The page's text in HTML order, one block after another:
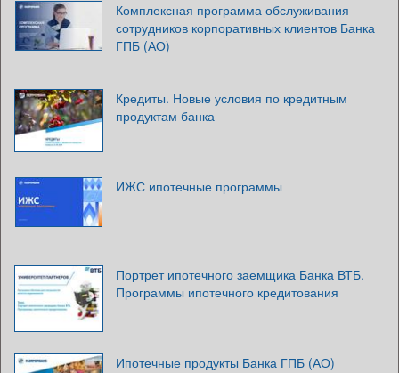
Комплексная программа обслуживания
сотрудников корпоративных клиентов Банка
ГПБ (АО)
Кредиты. Новые условия по кредитным
продуктам банка
ИЖС ипотечные программы
Портрет ипотечного заемщика Банка ВТБ.
Программы ипотечного кредитования
Ипотечные продукты Банка ГПБ (АО)